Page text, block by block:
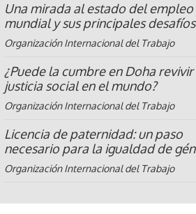
Una mirada al estado del empleo
mundial y sus principales desafíos
Organización Internacional del Trabajo
¿Puede la cumbre en Doha
justicia social en el mundo?
Organización Internacional del Trabajo
Licencia de paternidad: un paso
necesario para la igualdad de
Organización Internacional del Trabajo